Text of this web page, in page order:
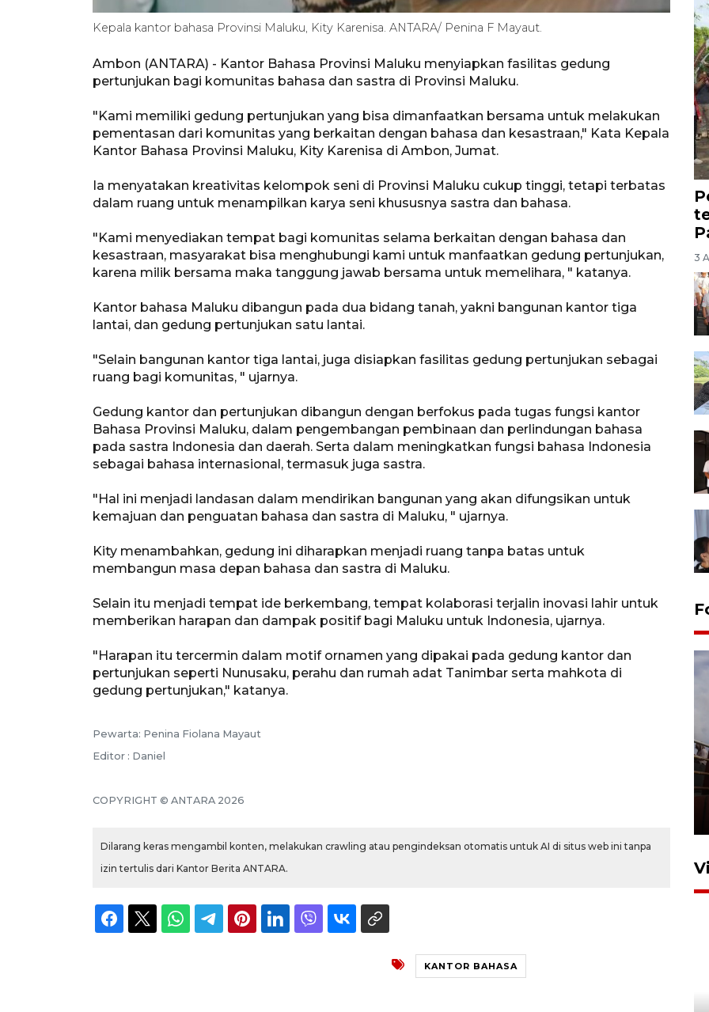
Kepala kantor bahasa Provinsi Maluku, Kity Karenisa. ANTARA/ Penina F Mayaut.
Ambon (ANTARA) - Kantor Bahasa Provinsi Maluku menyiapkan fasilitas gedung
pertunjukan bagi komunitas bahasa dan sastra di Provinsi Maluku.
"Kami memiliki gedung pertunjukan yang bisa dimanfaatkan bersama untuk melakukan
pementasan dari komunitas yang berkaitan dengan bahasa dan kesastraan," Kata Kepala
Kantor Bahasa Provinsi Maluku, Kity Karenisa di Ambon, Jumat.
Ia menyatakan kreativitas kelompok seni di Provinsi Maluku cukup tinggi, tetapi terbatas
dalam ruang untuk menampilkan karya seni khususnya sastra dan bahasa.
"Kami menyediakan tempat bagi komunitas selama berkaitan dengan bahasa dan
kesastraan, masyarakat bisa menghubungi kami untuk manfaatkan gedung pertunjukan,
karena milik bersama maka tanggung jawab bersama untuk memelihara, " katanya.
Kantor bahasa Maluku dibangun pada dua bidang tanah, yakni bangunan kantor tiga
lantai, dan gedung pertunjukan satu lantai.
"Selain bangunan kantor tiga lantai, juga disiapkan fasilitas gedung pertunjukan sebagai
ruang bagi komunitas, " ujarnya.
Gedung kantor dan pertunjukan dibangun dengan berfokus pada tugas fungsi kantor
Bahasa Provinsi Maluku, dalam pengembangan pembinaan dan perlindungan bahasa
pada sastra Indonesia dan daerah. Serta dalam meningkatkan fungsi bahasa Indonesia
sebagai bahasa internasional, termasuk juga sastra.
"Hal ini menjadi landasan dalam mendirikan bangunan yang akan difungsikan untuk
kemajuan dan penguatan bahasa dan sastra di Maluku, " ujarnya.
Kity menambahkan, gedung ini diharapkan menjadi ruang tanpa batas untuk
membangun masa depan bahasa dan sastra di Maluku.
Selain itu menjadi tempat ide berkembang, tempat kolaborasi terjalin inovasi lahir untuk
memberikan harapan dan dampak positif bagi Maluku untuk Indonesia, ujarnya.
"Harapan itu tercermin dalam motif ornamen yang dipakai pada gedung kantor dan
pertunjukan seperti Nunusaku, perahu dan rumah adat Tanimbar serta mahkota di
gedung pertunjukan," katanya.
Pewarta: Penina Fiolana Mayaut
Editor : Daniel
COPYRIGHT © ANTARA 2026
Dilarang keras mengambil konten, melakukan crawling atau pengindeksan otomatis untuk AI di situs web ini tanpa
izin tertulis dari Kantor Berita ANTARA.
KANTOR BAHASA
3